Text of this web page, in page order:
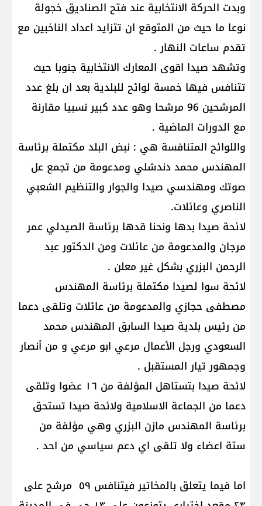
وبدت الحركة الانتخابية عند فتح الصناديق خجولة
نوعا ما حيث من المتوقع ان تتزايد اعداد الناخبين مع
تقدم ساعات النهار .
وتشهد صيدا اقوى المعارك الانتخابية جنوبا حيث
تتنافس فيها خمسة لوائح للبلدية بعد ان بلغ عدد
المرشحين 96 مرشحا وهو عدد كبير نسبيا مقارنة
مع الدورات الماضية .
واللوائح المتنافسة هي : نبض البلد مكتملة برئاسة
المهندس محمد دندشلي ومدعومة من تجمع عل
صوتك ومهندسي صيدا والجوار والتنظيم الشعبي
الناصري وعائلات.
لائحة صيدا بدها ونحنا قدها برئاسة الصيدلي عمر
مرجان والمدعومة من عائلات ومن الدكتور عبد
الرحمن البزري بشكل غير معلن .
لائحة سوا لصيدا مكتملة برئاسة المهندس
مصطفى حجازي والمدعومة من عائلات وتلقى دعما
من رئيس بلدية صيدا السابق المهندس محمد
السعودي ورجل الأعمال مرعي ابو مرعي و من أنصار
وجمهور تيار المستقبل .
لائحة صيدا بتستاهل المؤلفة من ١٦ عضوا وتلقى
دعما من الجماعة الاسلامية ولائحة صيدا تستحق
برئاسة المهندس مازن البزري وهي مؤلفة من
ستة اعضاء ولا تلقى اي دعم سياسي من احد .
اما فيما يتعلق بالمخاتير فيتنافس ٥٩ مرشح على